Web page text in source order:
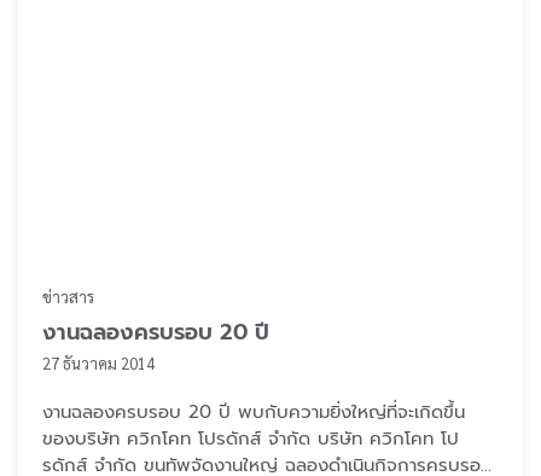
ข่าวสาร
งานฉลองครบรอบ 20 ปี
27 ธันวาคม 2014
งานฉลองครบรอบ 20 ปี พบกับความยิ่งใหญ่ที่จะเกิดขึ้น
ของบริษัท ควิกโคท โปรดักส์ จำกัด บริษัท ควิกโคท โป
รดักส์ จำกัด ขนทัพจัดงานใหญ่ ฉลองดำเนินกิจการครบรอบ